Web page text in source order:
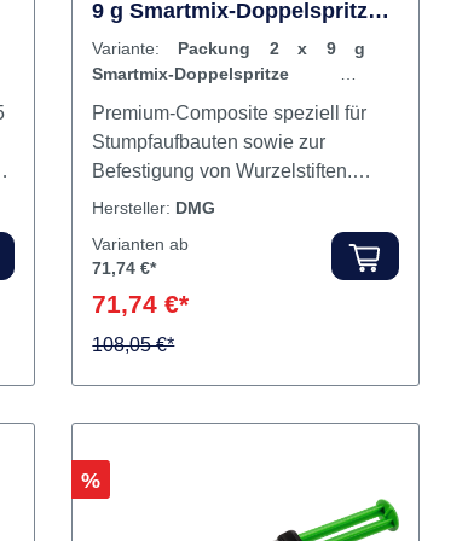
LuxaCore Z Dual Packung 2 x
A3, Zubehör
Variante:Packung 2 x 9 g
Smartmix-Doppelspritze A3,
Zubehör
Premium-Composite speziell für
Befestigung von Wurzelstiften.
naturnahen Materialeigenschaften
lässt sich LuxaCore Z beschleifen
für Druckfestigkeit und
Beschleifbarkeit noch besser als
beim vielfach ausgezeichneten
Hersteller:DMG
71,74 €*
71,74 €*
108,05 €*